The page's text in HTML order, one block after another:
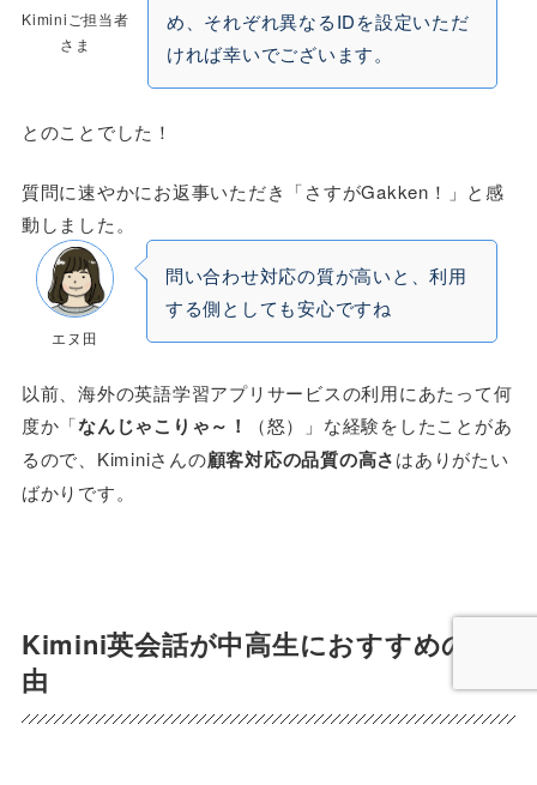
Kiminiご担当者
さま
め、それぞれ異なるIDを設定いただ
ければ幸いでございます。
とのことでした！
質問に速やかにお返事いただき「さすがGakken！」と感
動しました。
エヌ田
問い合わせ対応の質が高いと、利用
する側としても安心ですね
以前、海外の英語学習アプリサービスの利用にあたって何
度か「なんじゃこりゃ～！
（怒）」な経験をしたことがあ
るので、Kiminiさんの顧客対応の品質の高さはありがたい
ばかりです。
Kimini英会話が中高生におすすめの理
由